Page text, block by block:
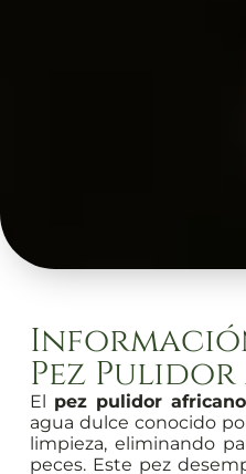
Pez
El pez pulidor africano
agua dulce conocido
limpieza, eliminando
peces. Este pez